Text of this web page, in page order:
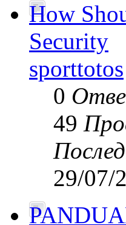
How
Security
sporttotos
0
49
29/07/